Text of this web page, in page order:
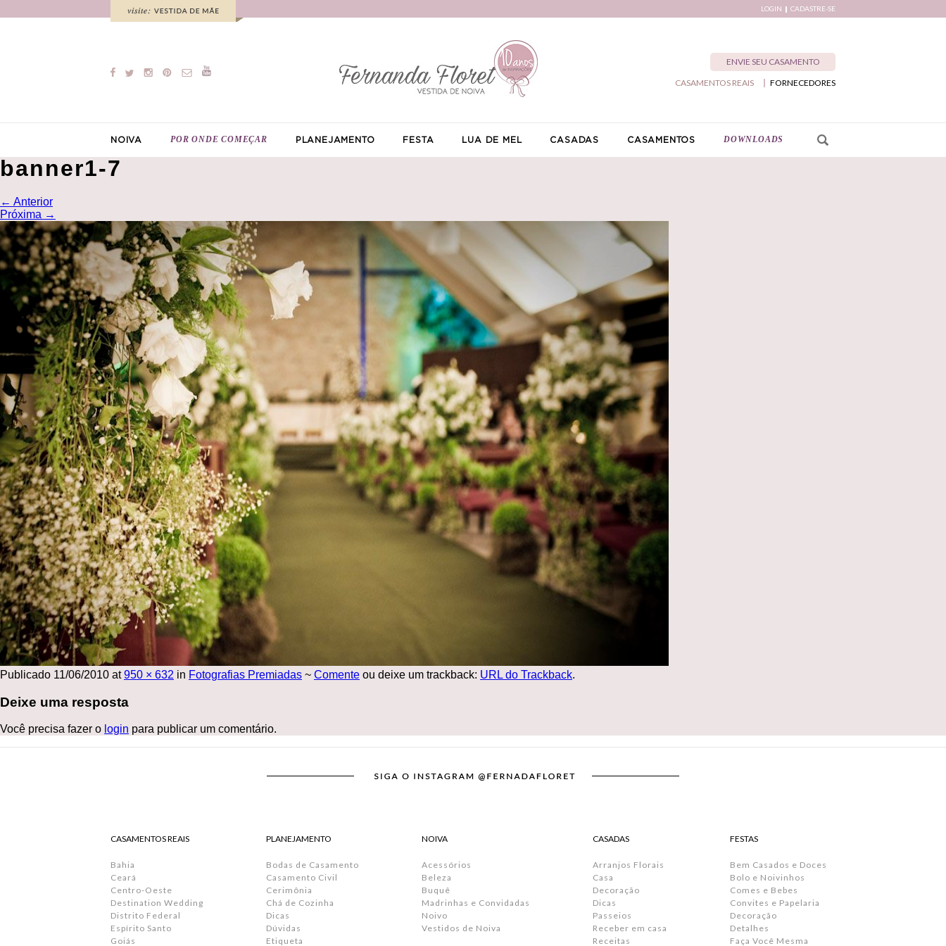
LOGIN CADASTRE-SE
ENVIE SEU CASAMENTO
FORNECEDORES
CASAMENTOS REAIS
NOIVA POR ONDE COMEÇAR PLANEJAMENTO FESTA LUA DE MEL CASADAS CASAMENTOS DOWNLOADS
banner1-7
← Anterior
Próxima →
Publicado 11/06/2010 at950 × 632 in Fotografias Premiadas ~ Comente ou deixe um trackback: URL do Trackback.
Deixe uma resposta
Você precisa fazer o login para publicar um comentário.
CASAMENTOS REAIS
Bahia
Ceará
Centro-Oeste
Destination Wedding
Distrito Federal
Espírito Santo
Goiás
PLANEJAMENTO
Bodas de Casamento
Casamento Civil
Cerimônia
Chá de Cozinha
Dicas
Dúvidas
Etiqueta
NOIVA
Acessórios
Beleza
Buquê
Madrinhas e Convidadas
Noivo
Vestidos de Noiva
CASADAS
Arranjos Florais
Casa
Decoração
Dicas
Passeios
Receber em casa
Receitas
FESTAS
Bem Casados e Doces
Bolo e Noivinhos
Comes e Bebes
Convites e Papelaria
Decoração
Detalhes
Faça Você Mesma